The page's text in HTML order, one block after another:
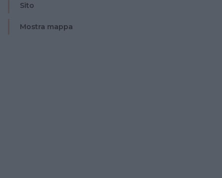
Sito
Mostra mappa